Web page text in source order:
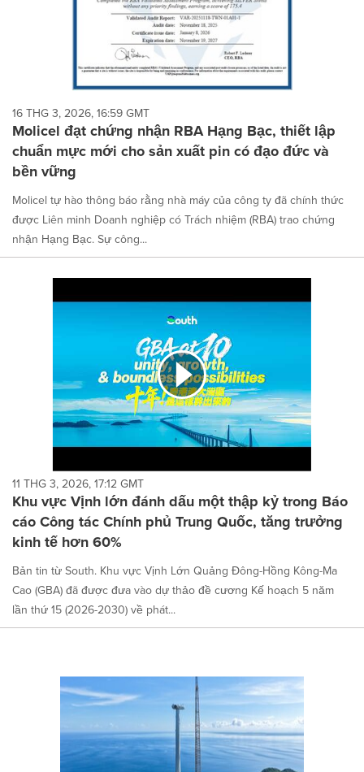
16 THG 3, 2026, 16:59 GMT
Molicel đạt chứng nhận RBA Hạng Bạc, thiết lập
chuẩn mực mới cho sản xuất pin có đạo đức và
bền vững
Molicel tự hào thông báo rằng nhà máy của công ty đã chính thức
được Liên minh Doanh nghiệp có Trách nhiệm (RBA) trao chứng
nhận Hạng Bạc. Sự công...
11 THG 3, 2026, 17:12 GMT
Khu vực Vịnh lớn đánh dấu một thập kỷ trong Báo
cáo Công tác Chính phủ Trung Quốc, tăng trưởng
kinh tế hơn 60%
Bản tin từ South. Khu vực Vịnh Lớn Quảng Đông-Hồng Kông-Ma
Cao (GBA) đã được đưa vào dự thảo đề cương Kế hoạch 5 năm
lần thứ 15 (2026-2030) về phát...